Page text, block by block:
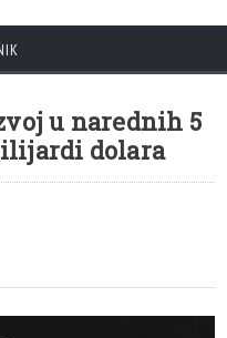
u narednih 5
dolara